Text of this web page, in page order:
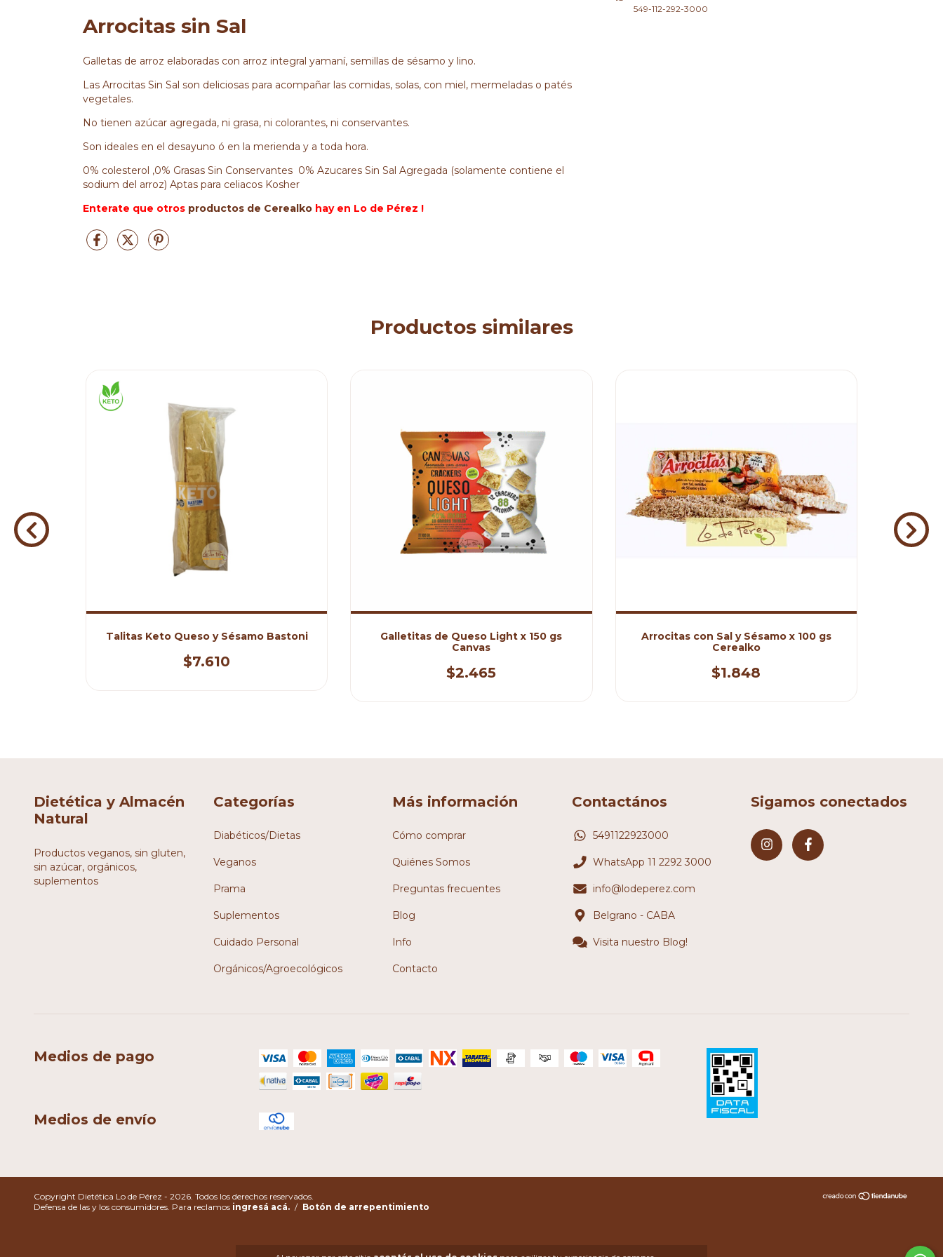
Arrocitas sin Sal
Galletas de arroz elaboradas con arroz integral yamaní, semillas de sésamo y lino.
Las Arrocitas Sin Sal son deliciosas para acompañar las comidas, solas, con miel, mermeladas o patés
vegetales.
No tienen azúcar agregada, ni grasa, ni colorantes, ni conservantes.
Son ideales en el desayuno ó en la merienda y a toda hora.
0% colesterol ,0% Grasas Sin Conservantes 0% Azucares Sin Sal Agregada (solamente contiene el
sodium del arroz) Aptas para celiacos Kosher
Enterate que otros productos de Cerealko hay en Lo de Pérez !
549-112-292-3000
Productos similares
Talitas Keto Queso y Sésamo Bastoni
$7.610
Galletitas de Queso Light x 150 gs
Canvas
$2.465
Arrocitas con Sal y Sésamo x 100 gs
Cerealko
$1.848
Dietética y Almacén
Natural
Productos veganos, sin gluten,
sin azúcar, orgánicos,
suplementos
Categorías
Diabéticos/Dietas
Veganos
Prama
Suplementos
Cuidado Personal
Orgánicos/Agroecológicos
Más información
Cómo comprar
Quiénes Somos
Preguntas frecuentes
Blog
Info
Contacto
Contactános
5491122923000
WhatsApp 11 2292 3000
info@lodeperez.com
Belgrano - CABA
Visita nuestro Blog!
Sigamos conectados
Medios de pago
Medios de envío
Copyright Dietética Lo de Pérez - 2026. Todos los derechos reservados.
Defensa de las y los consumidores. Para reclamos ingresá acá. / Botón de arrepentimiento